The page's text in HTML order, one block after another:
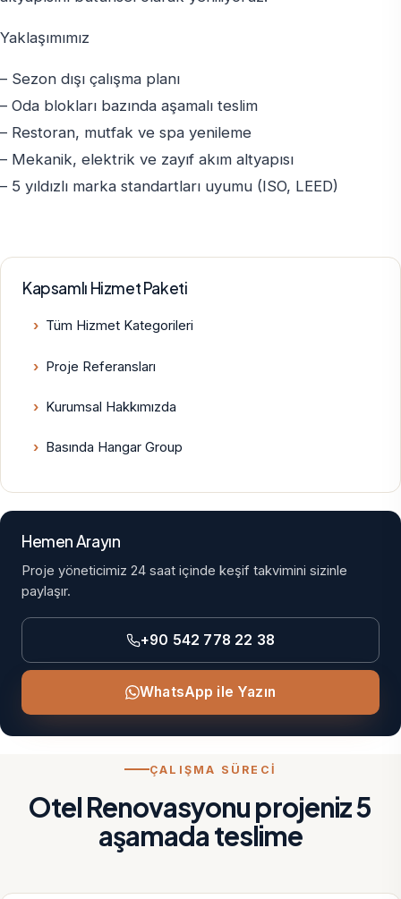
Yaklaşımımız
– Sezon dışı çalışma planı
– Oda blokları bazında aşamalı teslim
– Restoran, mutfak ve spa yenileme
– Mekanik, elektrik ve zayıf akım altyapısı
– 5 yıldızlı marka standartları uyumu (ISO, LEED)
Kapsamlı Hizmet Paketi
Tüm Hizmet Kategorileri
Proje Referansları
Kurumsal Hakkımızda
Basında Hangar Group
Hemen Arayın
Proje yöneticimiz 24 saat içinde keşif takvimini sizinle
paylaşır.
+90 542 778 22 38
WhatsApp ile Yazın
ÇALIŞMA SÜRECİ
Otel Renovasyonu projeniz 5
aşamada teslime